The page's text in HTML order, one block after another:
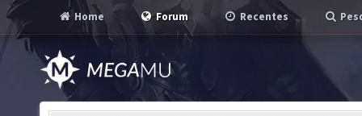
Home Forum Recentes